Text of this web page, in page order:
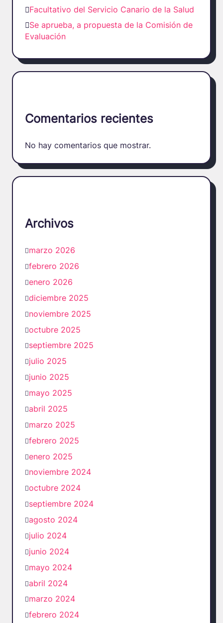
Facultativo del Servicio Canario de la Salud
Se aprueba, a propuesta de la Comisión de
Evaluación
Comentarios recientes
No hay comentarios que mostrar.
Archivos
marzo 2026
febrero 2026
enero 2026
diciembre 2025
noviembre 2025
octubre 2025
septiembre 2025
julio 2025
junio 2025
mayo 2025
abril 2025
marzo 2025
febrero 2025
enero 2025
noviembre 2024
octubre 2024
septiembre 2024
agosto 2024
julio 2024
junio 2024
mayo 2024
abril 2024
marzo 2024
febrero 2024